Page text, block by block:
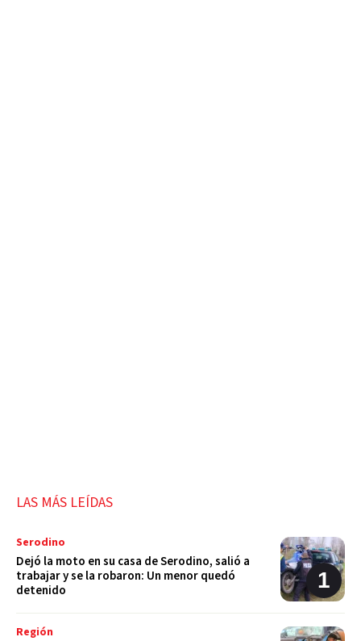
LAS MÁS LEÍDAS
Serodino
Dejó la moto en su casa de Serodino, salió a
trabajar y se la robaron: Un menor quedó
detenido
Región